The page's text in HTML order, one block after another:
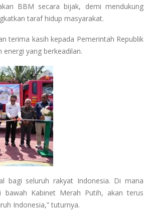
BBM secara bijak, demi mendukung
taraf hidup masyarakat.
terima kasih kepada Pemerintah Republik
yang berkeadilan.
bagi seluruh rakyat Indonesia. Di mana
bawah Kabinet Merah Putih, akan terus
Indonesia,” tuturnya.